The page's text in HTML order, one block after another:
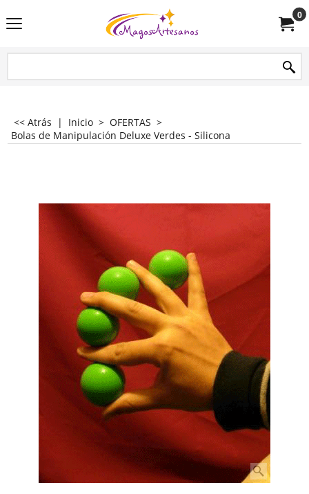
0
<< Atrás | Inicio > OFERTAS >
Bolas de Manipulación Deluxe Verdes - Silicona